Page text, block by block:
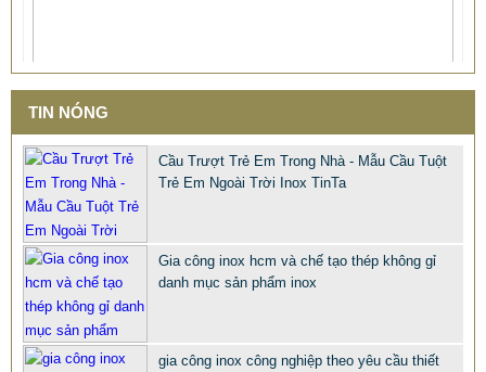
CHỤP INOX PHỤ KIỆN LAN CAN CẦU THANG TRANG TRÍ
TIN NÓNG
Cầu Trượt Trẻ Em Trong Nhà - Mẫu Cầu Tuột
Trẻ Em Ngoài Trời Inox TinTa
Gia công inox hcm và chế tạo thép không gỉ
danh mục sản phẩm inox
gia công inox công nghiệp theo yêu cầu thiết